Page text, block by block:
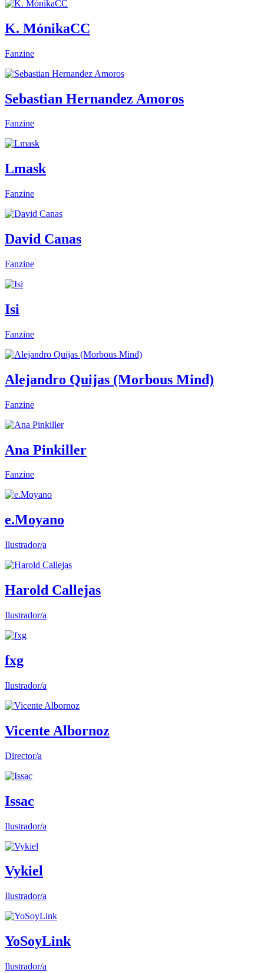
K. MónikaCC
Fanzine
Sebastian Hernandez Amoros
Fanzine
Lmask
Fanzine
David Canas
Fanzine
Isi
Fanzine
Alejandro Quijas (Morbous Mind)
Fanzine
Ana Pinkiller
Fanzine
e.Moyano
Ilustrador/a
Harold Callejas
Ilustrador/a
fxg
Ilustrador/a
Vicente Albornoz
Director/a
Issac
Ilustrador/a
Vykiel
Ilustrador/a
YoSoyLink
Ilustrador/a